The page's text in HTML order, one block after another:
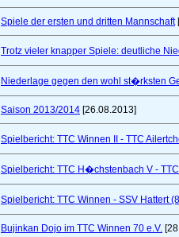
Spiele der ersten und dritten Mannschaft
Trotz vieler knapper Spiele: deutliche
Niederlage gegen den wohl st�rksten
Saison 2013/2014 [26.08.2013]
Spielbericht: TTC Winnen II - TTC
Spielbericht: TTC H�chstenbach V -
Spielbericht: TTC Winnen - SSV Hattert
Bujinkan Dojo im TTC Winnen 70 e.V.